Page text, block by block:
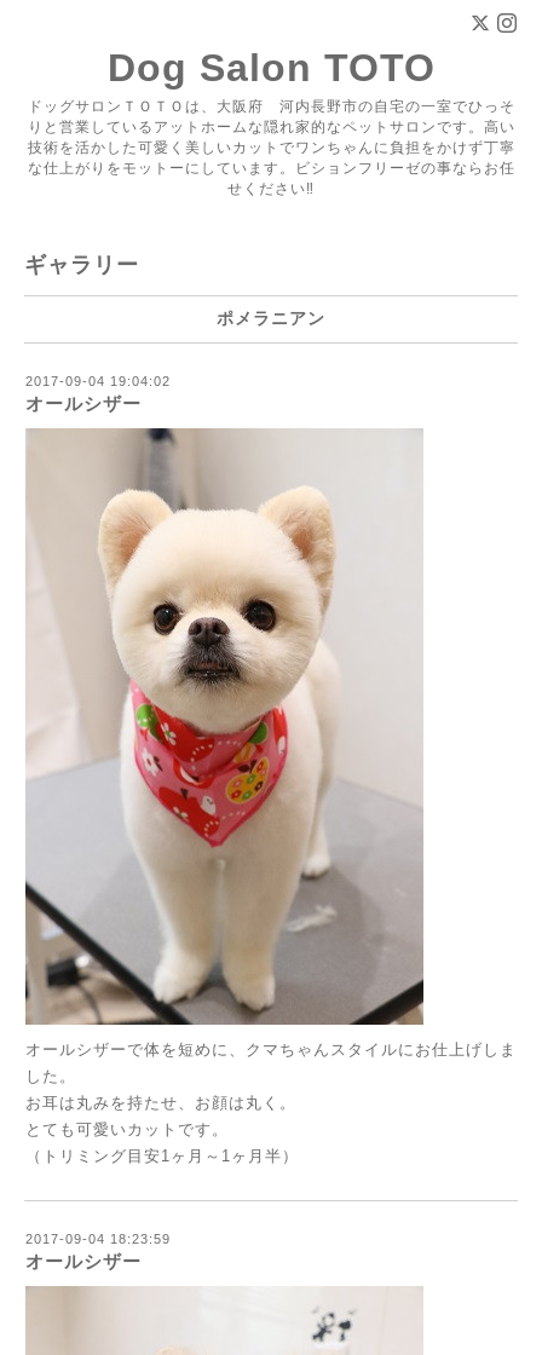
Dog Salon TOTO
ドッグサロンＴＯＴＯは、大阪府 河内長野市の自宅の一室でひっそ
りと営業しているアットホームな隠れ家的なペットサロンです。高い
技術を活かした可愛く美しいカットでワンちゃんに負担をかけず丁寧
な仕上がりをモットーにしています。ビションフリーゼの事ならお任
せください‼
ギャラリー
ポメラニアン
2017-09-04 19:04:02
オールシザー
オールシザーで体を短めに、クマちゃんスタイルにお仕上げしま
した。
お耳は丸みを持たせ、お顔は丸く。
とても可愛いカットです。
（トリミング目安1ヶ月～1ヶ月半）
2017-09-04 18:23:59
オールシザー